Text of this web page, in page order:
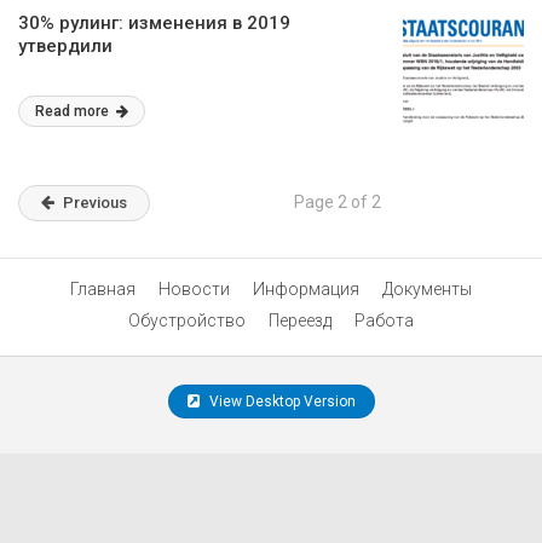
30% рулинг: изменения в 2019
утвердили
Read more
Previous Page 2 of 2
Главная Новости Информация
Документы
Обустройство
Переезд Работа
View Desktop Version